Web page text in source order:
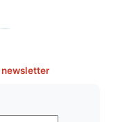
newsletter